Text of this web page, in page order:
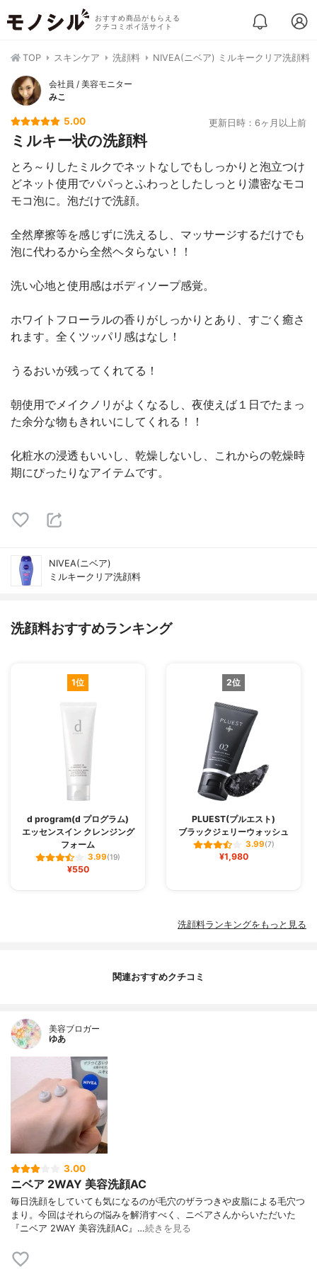
おすすめ商品がもらえる
クチコミポイ活サイト
TOP スキンケア 洗顔料 NIVEA(ニベア) ミルキークリア洗顔料
会社員 / 美容モニター
みこ
5.00 更新日時：6ヶ月以上前
ミルキー状の洗顔料
とろ～りしたミルクでネットなしでもしっかりと泡立つけ
どネット使用でパパっとふわっとしたしっとり濃密なモコ
モコ泡に。泡だけで洗顔。
全然摩擦等を感じずに洗えるし、マッサージするだけでも
泡に代わるから全然ヘタらない！！
洗い心地と使用感はボディソープ感覚。
ホワイトフローラルの香りがしっかりとあり、すごく癒さ
れます。全くツッパリ感はなし！
うるおいが残ってくれてる！
朝使用でメイクノリがよくなるし、夜使えば１日でたまっ
た余分な物もきれいにしてくれる！！
化粧水の浸透もいいし、乾燥しないし、これからの乾燥時
期にぴったりなアイテムです。
NIVEA(ニベア)
ミルキークリア洗顔料
洗顔料おすすめランキング
1位
d program(d プログラム)
エッセンスイン クレンジング
フォーム
3.99(19)
¥550
2位
PLUEST(プルエスト)
ブラックジェリーウォッシュ
3.99(7)
¥1,980
洗顔料ランキングをもっと見る
関連おすすめクチコミ
美容ブロガー
ゆあ
3.00
ニベア 2WAY 美容洗顔AC
毎日洗顔をしていても気になるのが毛穴のザラつきや皮脂による毛穴つ
まり。今回はそれらの悩みを解消すべく、ニベアさんからいただいた
『ニベア 2WAY 美容洗顔AC』…続きを見る